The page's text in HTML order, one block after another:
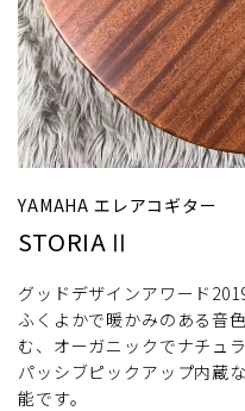
YAMAHA エレアコギター
STORIAⅡ
グッドデザインアワード
ふくよかで暖かみのある音
む、オーガニックでナチュ
パッシブピックアップ内蔵
能です。